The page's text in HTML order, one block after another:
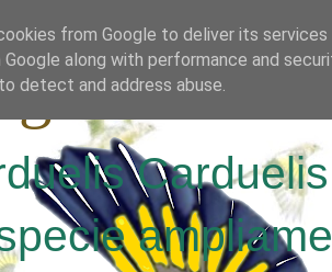
from Google to deliver its
Google along with performance and
detect and address abuse.